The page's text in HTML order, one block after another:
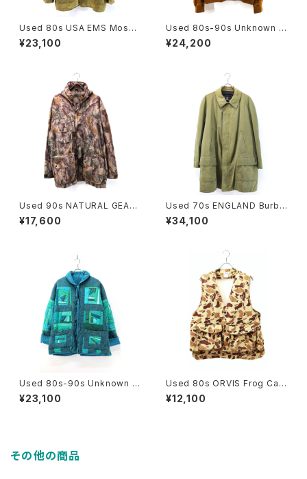
Used 80s USA EMS Moss
Green Duck Cotton Huntin
g Field Jacket Size L 古着
¥23,100
Used 80s-90s Unknown B
rown Tanned Leather Valst
ar Jacket Size 58 XL 相当
¥24,200
Used 90s NATURAL GEAR
Beatiful Real Tree Camo F
ake Suede Mountain Parka
¥17,600
Used 70s ENGLAND Burbe
rrys Equivocal Balmacaan
Half Coat Size L 相当 古着
¥34,100
Used 80s-90s Unknown T
urquoise Quilt Patch Work
Padded Jacket Size L-XL
¥23,100
Used 80s ORVIS Frog Cam
o Hunting Gimmick Vest Si
ze L 古着
¥12,100
その他の商品